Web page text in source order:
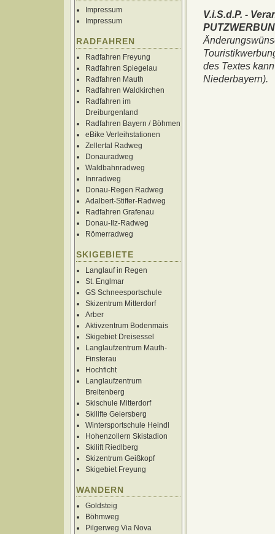
Impressum
Impressum
RADFAHREN
Radfahren Freyung
Radfahren Spiegelau
Radfahren Mauth
Radfahren Waldkirchen
Radfahren im
Dreiburgenland
Radfahren Bayern / Böhmen
eBike Verleihstationen
Zellertal Radweg
Donauradweg
Waldbahnradweg
Innradweg
Donau-Regen Radweg
Adalbert-Stifter-Radweg
Radfahren Grafenau
Donau-Ilz-Radweg
Römerradweg
SKIGEBIETE
Langlauf in Regen
St. Englmar
GS Schneesportschule
Skizentrum Mitterdorf
Arber
Aktivzentrum Bodenmais
Skigebiet Dreisessel
Langlaufzentrum Mauth-
Finsterau
Hochficht
Langlaufzentrum
Breitenberg
Skischule Mitterdorf
Skilifte Geiersberg
Wintersportschule Heindl
Hohenzollern Skistadion
Skilift Riedlberg
Skizentrum Geißkopf
Skigebiet Freyung
WANDERN
Goldsteig
Böhmweg
Pilgerweg Via Nova
V.i.S.d.P. -
des Textes
Niederbayern).